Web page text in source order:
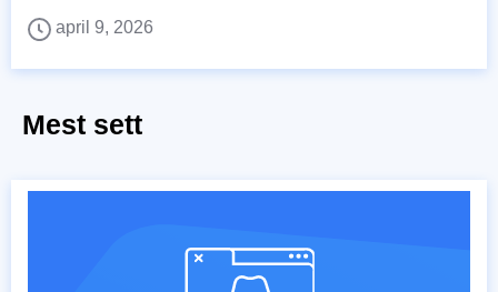
april 9, 2026
Mest sett